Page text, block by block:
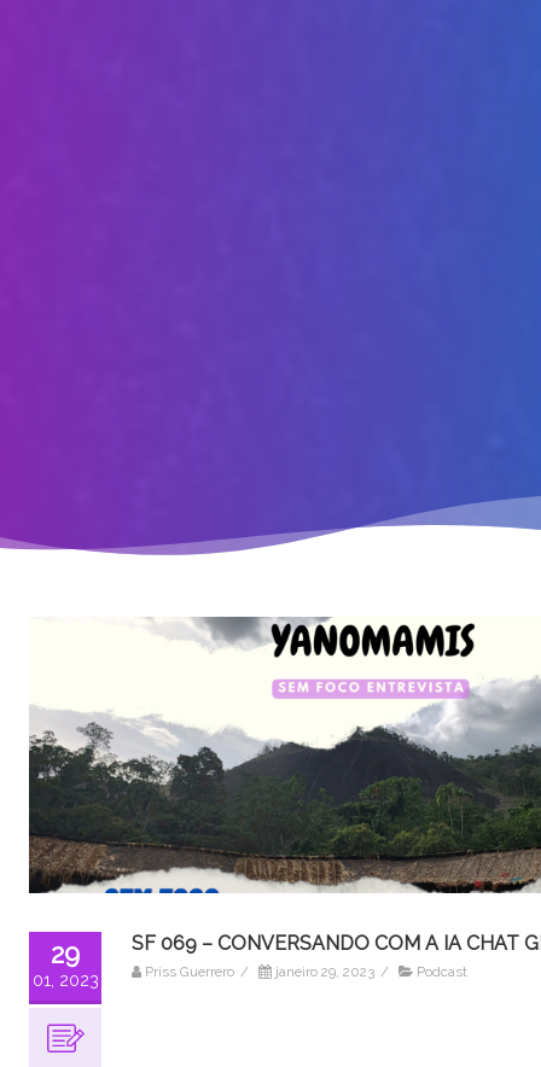
29
01, 2023
SF 069 – CONVERSANDO COM A IA CHAT
Priss Guerrero / janeiro 29, 2023 / Podcast